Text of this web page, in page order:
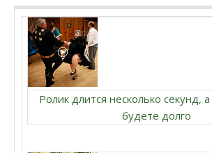
Ролик длится несколько секунд,
будете долго